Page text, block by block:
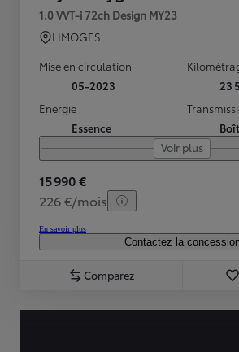
1.0 VVT-i 72ch Design MY23
LIMOGES
Mise en circulation
05-2023
23
Energie
Essence
Voir plus
15 990 €
226 €/mois
En savoir plus
Contactez la
Comparez